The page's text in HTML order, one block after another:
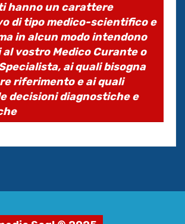
hanno un carattere
di tipo medico-scientifico e
in alcun modo intendono
vostro Medico Curante o
ai quali bisogna
riferimento e ai quali
decisioni diagnostiche e